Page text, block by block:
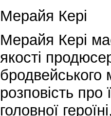
Мерайя Кері
Мерайя Кері
якості
бродвейського
розповість про
головної